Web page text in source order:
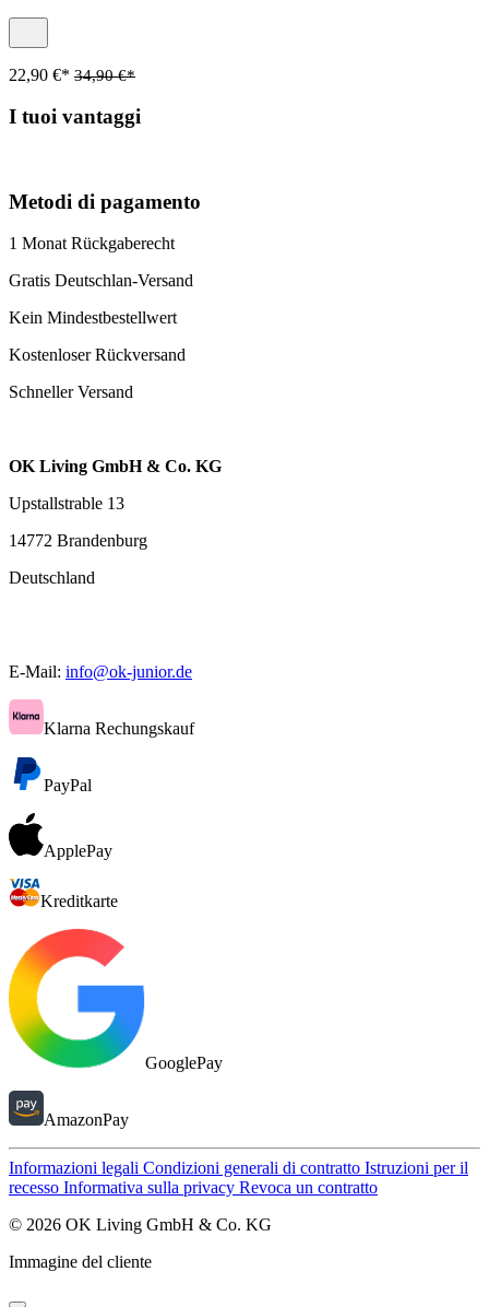
22,90 €* 34,90 €*
I tuoi vantaggi
Metodi di pagamento
1 Monat Rückgaberecht
Gratis Deutschlan-Versand
Kein Mindestbestellwert
Kostenloser Rückversand
Schneller Versand
OK Living GmbH & Co. KG
Upstallstrable 13
14772 Brandenburg
Deutschland
E-Mail: info@ok-junior.de
Klarna Rechungskauf
PayPal
ApplePay
Kreditkarte
GooglePay
AmazonPay
Informazioni legali Condizioni generali di contratto Istruzioni per il
recesso Informativa sulla privacy Revoca un contratto
© 2026 OK Living GmbH & Co. KG
Immagine del cliente